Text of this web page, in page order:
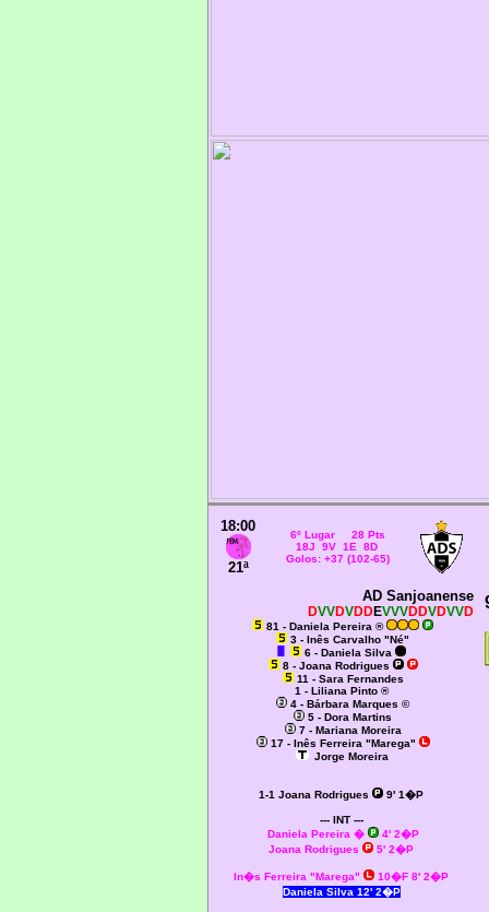
18:00
21ª
6º Lugar 28 Pts
18J 9V 1E 8D
Golos: +37 (102-65)
AD Sanjoanense
DVVDVDDEVVVDDVDVVD
81 - Daniela Pereira ®
3 - Inês Carvalho "Né"
6 - Daniela Silva
8 - Joana Rodrigues
11 - Sara Fernandes
1 - Liliana Pinto ®
4 - Bárbara Marques ©
5 - Dora Martins
7 - Mariana Moreira
17 - Inês Ferreira "Marega"
Jorge Moreira
1-1 Joana Rodrigues 9' 1�P
--- INT ---
Daniela Pereira �
4' 2�P
Joana Rodrigues
5' 2�P
In�s Ferreira "Marega"
10�F 8' 2�P
Daniela Silva 12' 2�P